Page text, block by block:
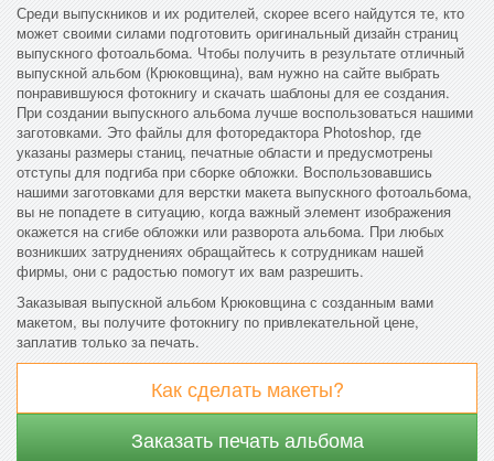
Среди выпускников и их родителей, скорее всего найдутся те, кто
может своими силами подготовить оригинальный дизайн страниц
выпускного фотоальбома. Чтобы получить в результате отличный
выпускной альбом (Крюковщина), вам нужно на сайте выбрать
понравившуюся фотокнигу и скачать шаблоны для ее создания.
При создании выпускного альбома лучше воспользоваться нашими
заготовками. Это файлы для фоторедактора Photoshop, где
указаны размеры станиц, печатные области и предусмотрены
отступы для подгиба при сборке обложки. Воспользовавшись
нашими заготовками для верстки макета выпускного фотоальбома,
вы не попадете в ситуацию, когда важный элемент изображения
окажется на сгибе обложки или разворота альбома. При любых
возникших затруднениях обращайтесь к сотрудникам нашей
фирмы, они с радостью помогут их вам разрешить.
Заказывая выпускной альбом Крюковщина с созданным вами
макетом, вы получите фотокнигу по привлекательной цене,
заплатив только за печать.
Как сделать макеты?
Заказать печать альбома